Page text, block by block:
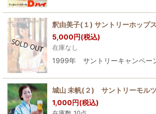
釈由美子(１) サントリーホップ
5,000円(税込)
在庫なし
1999年 サントリーキャンペー
城山 未帆(２) サントリーモル
1,000円(税込)